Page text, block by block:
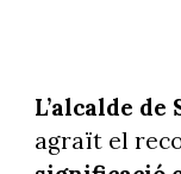
L’alcalde
agraït el